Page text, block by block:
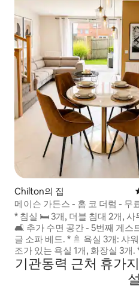
Chilton의 집
메이슨 가든스 - 홈 코 더럼 - 무
* 침실 🛏 3개, 더블 침대 2개, 사
🛋️ 추가 수면 공간 - 5번째 게스
글 소파 베드. * 🚿 욕실 3개: 샤
조가 있는 욕실 1개, 화장실 3개.
가 있는 정원. * 1층에 ♿ 장애인
구내 무료 주차 * 조리도구와 세탁기를 포함
기관동력 근처 휴가
설